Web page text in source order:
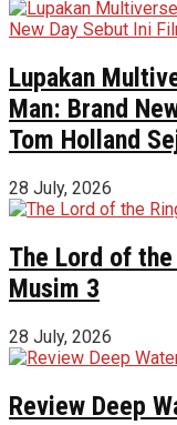
Lupakan
Man: Brand
Tom Holland
28 July, 2026
The Lord of
Musim 3
28 July, 2026
Review Deep